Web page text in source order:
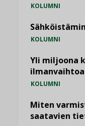
KOLUMNI
KOLUMNI
Yli miljoona
ilmanvaihtoa
KOLUMNI
Miten
saatavien